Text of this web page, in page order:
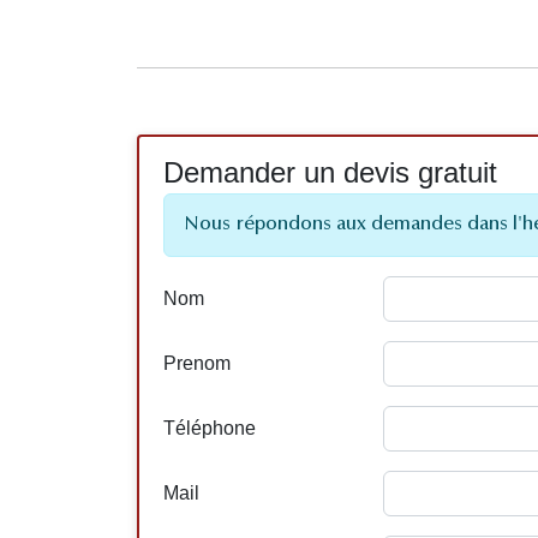
Demander un devis gratuit
Nous répondons aux demandes dans
Nom
Prenom
Téléphone
Mail